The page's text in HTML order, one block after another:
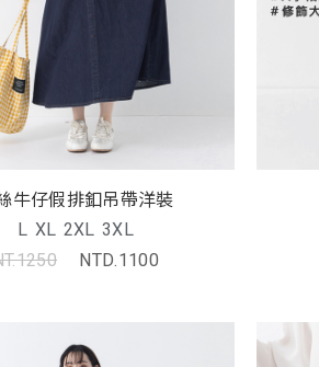
牛仔假排釦吊帶洋裝
L XL 2XL 3XL
NTD.1100